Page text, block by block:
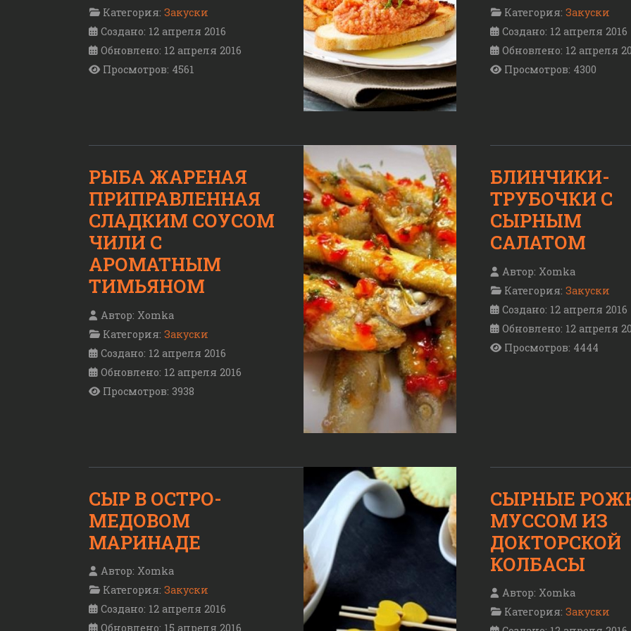
Категория: Закуски
Создано: 12 апреля 2016
Обновлено: 12 апреля 2016
Просмотров: 4561
Категория: Закуски
Создано: 12 апреля 2016
Обновлено: 12 апреля
Просмотров: 4300
РЫБА ЖАРЕНАЯ
ПРИПРАВЛЕННАЯ
СЛАДКИМ СОУСОМ
ЧИЛИ С
АРОМАТНЫМ
ТИМЬЯНОМ
Автор: Xomka
Категория: Закуски
Создано: 12 апреля 2016
Обновлено: 12 апреля 2016
Просмотров: 3938
БЛИНЧИКИ-
ТРУБОЧКИ С
СЫРНЫМ
САЛАТОМ
Автор: Xomka
Категория: Закуски
Создано: 12 апреля 2016
Обновлено: 12 апреля
Просмотров: 4444
СЫР В ОСТРО-
МЕДОВОМ
МАРИНАДЕ
Автор: Xomka
Категория: Закуски
Создано: 12 апреля 2016
Обновлено: 15 апреля 2016
СЫРНЫЕ
МУССОМ ИЗ
ДОКТОРСКОЙ
КОЛБАСЫ
Автор: Xomka
Категория: Закуски